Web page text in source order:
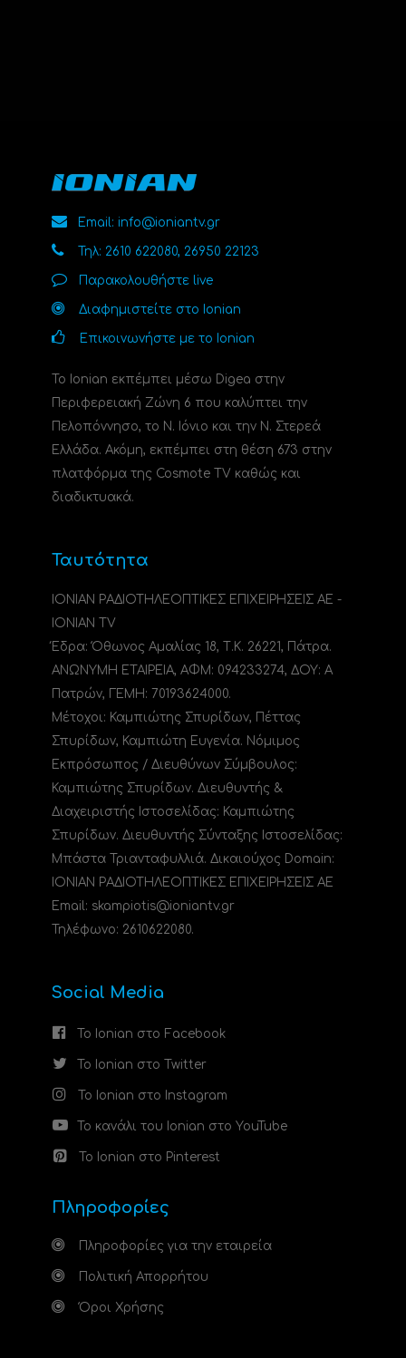
Email: info@ioniantv.gr
Τηλ: 2610 622080, 26950 22123
Παρακολουθήστε live
Διαφημιστείτε στο Ionian
Επικοινωνήστε με το Ionian
Το Ionian εκπέμπει μέσω Digea στην
Περιφερειακή Ζώνη 6 που καλύπτει την
Πελοπόννησο, το N. Ιόνιο και την Ν. Στερεά
Ελλάδα. Ακόμη, εκπέμπει στη θέση 673 στην
πλατφόρμα της Cosmote TV καθώς και
διαδικτυακά.
Ταυτότητα
ΙΟΝΙΑΝ ΡΑΔΙΟΤΗΛΕΟΠΤΙΚΕΣ ΕΠΙΧΕΙΡΗΣΕΙΣ ΑΕ -
IONIAN TV
Έδρα: Όθωνος Αμαλίας 18, Τ.Κ. 26221, Πάτρα.
ΑΝΩΝΥΜΗ ΕΤΑΙΡΕΙΑ, ΑΦΜ: 094233274, ΔΟΥ: A
Πατρών, ΓΕΜΗ: 70193624000.
Μέτοχοι: Καμπιώτης Σπυρίδων, Πέττας
Σπυρίδων, Καμπιώτη Ευγενία. Νόμιμος
Εκπρόσωπος / Διευθύνων Σύμβουλος:
Καμπιώτης Σπυρίδων. Διευθυντής &
Διαχειριστής Ιστοσελίδας: Καμπιώτης
Σπυρίδων. Διευθυντής Σύνταξης Ιστοσελίδας:
Μπάστα Τριανταφυλλιά. Δικαιούχος Domain:
ΙΟΝΙΑΝ ΡΑΔΙΟΤΗΛΕΟΠΤΙΚΕΣ ΕΠΙΧΕΙΡΗΣΕΙΣ ΑΕ
Email: skampiotis@ioniantv.gr
Τηλέφωνο: 2610622080.
Social Media
Το Ionian στο Facebook
Το Ionian στο Twitter
Το Ionian στο Instagram
Το κανάλι του Ionian στο YouTube
Το Ionian στο Pinterest
Πληροφορίες
Πληροφορίες για την εταιρεία
Πολιτική Απορρήτου
Όροι Χρήσης